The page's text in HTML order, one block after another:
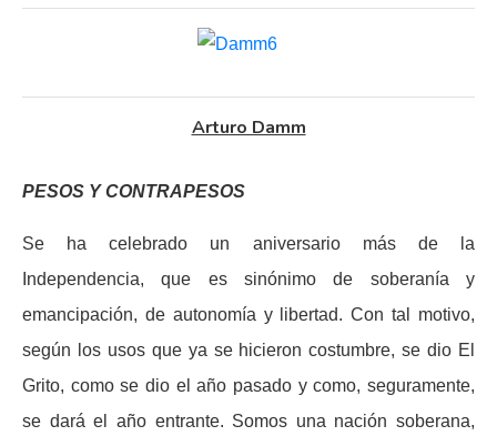
Arturo Damm
PESOS Y CONTRAPESOS
Se ha celebrado un aniversario más de la
Independencia, que es sinónimo de soberanía y
emancipación, de autonomía y libertad. Con tal motivo,
según los usos que ya se hicieron costumbre, se dio El
Grito, como se dio el año pasado y como, seguramente,
se dará el año entrante. Somos una nación soberana,